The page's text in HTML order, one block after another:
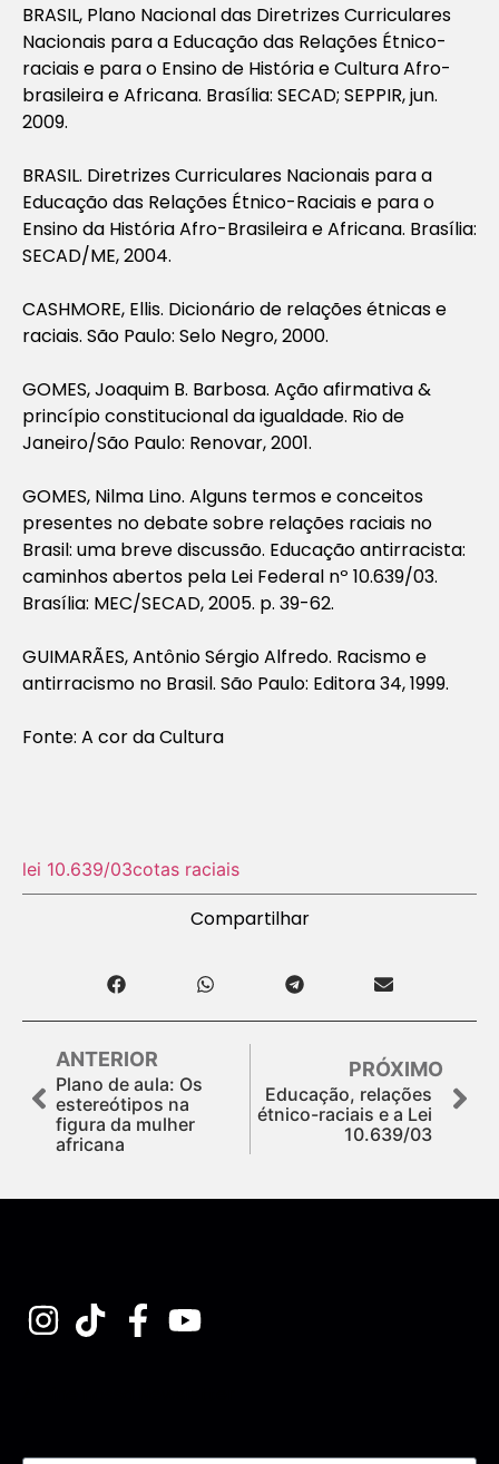
BRASIL, Plano Nacional das Diretrizes Curriculares
Nacionais para a Educação das Relações Étnico-
raciais e para o Ensino de História e Cultura Afro-
brasileira e Africana. Brasília: SECAD; SEPPIR, jun.
2009.
BRASIL. Diretrizes Curriculares Nacionais para a
Educação das Relações Étnico-Raciais e para o
Ensino da História Afro-Brasileira e Africana. Brasília:
SECAD/ME, 2004.
CASHMORE, Ellis. Dicionário de relações étnicas e
raciais. São Paulo: Selo Negro, 2000.
GOMES, Joaquim B. Barbosa. Ação afirmativa &
princípio constitucional da igualdade. Rio de
Janeiro/São Paulo: Renovar, 2001.
GOMES, Nilma Lino. Alguns termos e conceitos
presentes no debate sobre relações raciais no
Brasil: uma breve discussão. Educação antirracista:
caminhos abertos pela Lei Federal nº 10.639/03.
Brasília: MEC/SECAD, 2005. p. 39-62.
GUIMARÃES, Antônio Sérgio Alfredo. Racismo e
antirracismo no Brasil. São Paulo: Editora 34, 1999.
Fonte: A cor da Cultura
lei 10.639/03cotas raciais
Compartilhar
ANTERIOR
Plano de aula: Os
estereótipos na
figura da mulher
africana
PRÓXIMO
Educação, relações
étnico-raciais e a Lei
10.639/03